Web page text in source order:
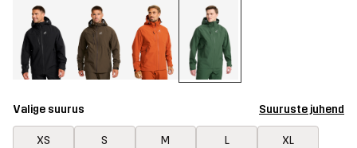
Valige suurus Suuruste juhend
XS S M L XL